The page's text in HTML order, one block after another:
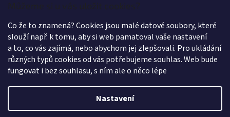
Můžeme si u vás uložit cookies?
Co že to znamená? Cookies jsou malé datové soubory, které
slouží např. k tomu, aby si web pamatoval vaše nastavení
a to, co vás zajímá, nebo abychom jej zlepšovali. Pro ukládání
různých typů cookies od vás potřebujeme souhlas. Web bude
fungovat i bez souhlasu, s ním ale o něco lépe
Nastavení
Vytvořil Shoptet